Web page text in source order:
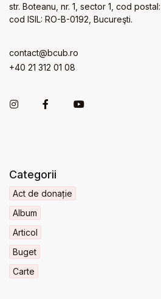
str. Boteanu, nr. 1, sector 1, cod postal:
cod ISIL: RO-B-0192, Bucureşti.
contact@bcub.ro
+40 21 312 01 08
Categorii
Act de donație
Album
Articol
Buget
Carte